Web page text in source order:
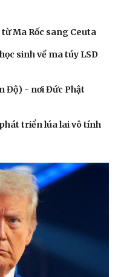
Ma Rốc sang Ceuta
sinh về ma túy LSD
Độ) - nơi Đức Phật
triển lúa lai vô tính